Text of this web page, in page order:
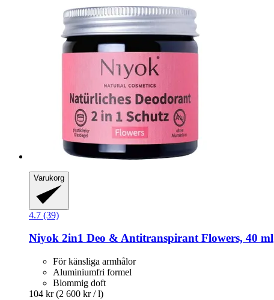
Varukorg
4.7 (39)
Niyok 2in1 Deo & Antitranspirant Flowers, 40 ml
För känsliga armhålor
Aluminiumfri formel
Blommig doft
104 kr (2 600 kr / l)